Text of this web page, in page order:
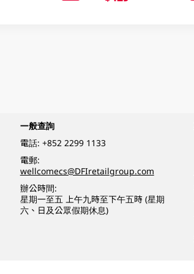
一般查詢
電話: +852 2299 1133
電郵:
wellcomecs@DFIretailgroup.com
辦公時間:
星期一至五 上午九時至下午五時 (星期
六、日及公眾假期休息)